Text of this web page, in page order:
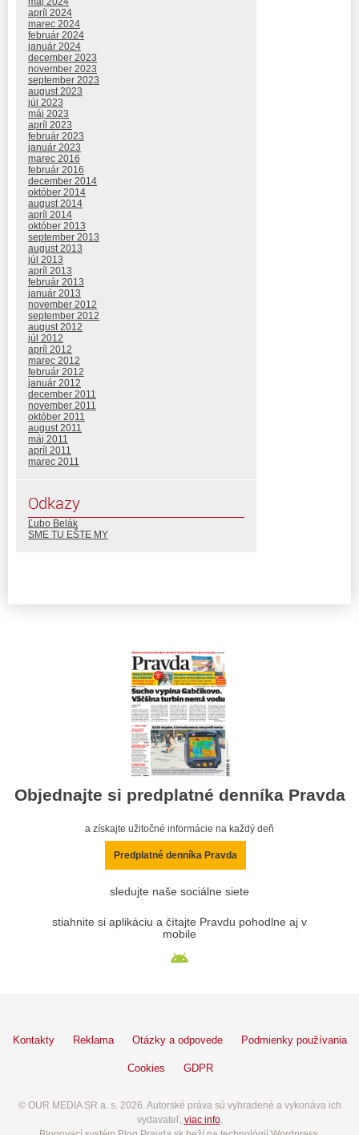
apríl 2024
marec 2024
február 2024
január 2024
december 2023
november 2023
september 2023
august 2023
júl 2023
máj 2023
apríl 2023
február 2023
január 2023
marec 2016
február 2016
december 2014
október 2014
august 2014
apríl 2014
október 2013
september 2013
august 2013
júl 2013
apríl 2013
február 2013
január 2013
november 2012
september 2012
august 2012
júl 2012
apríl 2012
marec 2012
február 2012
január 2012
december 2011
november 2011
október 2011
august 2011
máj 2011
apríl 2011
marec 2011
Odkazy
Ľubo Belák
SME TU EŠTE MY
Objednajte si predplatné denníka Pravda
a získajte užitočné informácie na každý deň
Predplatné denníka Pravda
sledujte naše sociálne siete
stiahnite si aplikáciu a čítajte Pravdu pohodlne aj v
mobile
Kontakty Reklama Otázky a odpovede Podmienky používania
Cookies GDPR
© OUR MEDIA SR a. s. 2026. Autorské práva sú vyhradené a vykonáva ich
vydavateľ, viac info.